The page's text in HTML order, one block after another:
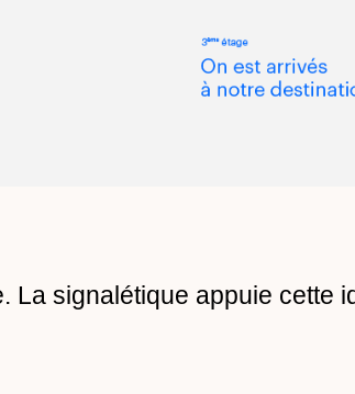
signalétique appuie cette